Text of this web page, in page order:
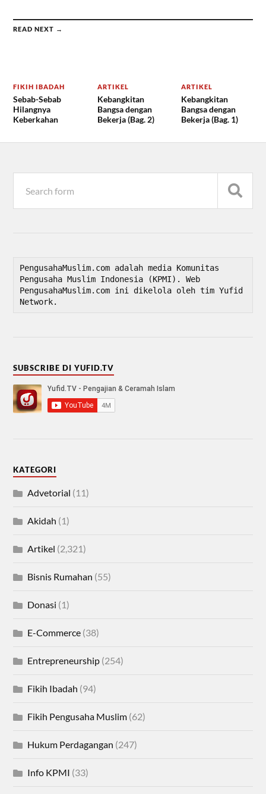
READ NEXT →
FIKIH IBADAH
Sebab-Sebab
Hilangnya
Keberkahan
ARTIKEL
Kebangkitan
Bangsa dengan
Bekerja (Bag. 2)
ARTIKEL
Kebangkitan
Bangsa dengan
Bekerja (Bag. 1)
PengusahaMuslim.com adalah media Komunitas
Pengusaha Muslim Indonesia (KPMI). Web
PengusahaMuslim.com ini dikelola oleh tim Yufid
Network.
SUBSCRIBE DI YUFID.TV
KATEGORI
Advetorial (11)
Akidah (1)
Artikel (2,321)
Bisnis Rumahan (55)
Donasi (1)
E-Commerce (38)
Entrepreneurship (254)
Fikih Ibadah (94)
Fikih Pengusaha Muslim (62)
Hukum Perdagangan (247)
Info KPMI (33)